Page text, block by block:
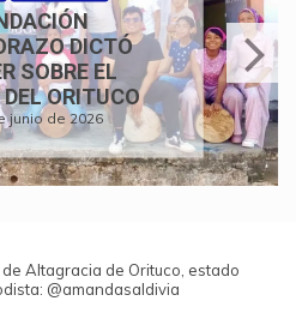
DE FE Y
CONCIERTO
COROS
mayo de 2026
Altagracia de Orituco, estado
@amandasaldivia